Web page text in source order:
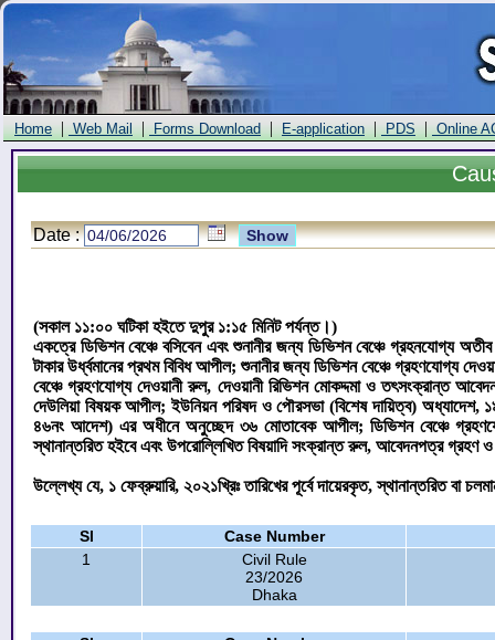
Home | Web Mail | Forms Download | E-application | PDS | Online
Date :
(সকাল ১১:০০ ঘটিকা হইতে দুপুর ১:১৫ মিনিট পর্যন্ত।)
একত্রে ডিভিশন বেঞ্চে বসিবেন এবং শুনানীর জন্য ডিভিশন বেঞ্চে গ্রহনযোগ্য
টাকার উর্ধ্বমানের প্রথম বিবিধ আপীল; শুনানীর জন্য ডিভিশন বেঞ্চে গ্রহণযোগ্য
বেঞ্চে গ্রহণযোগ্য দেওয়ানী রুল, দেওয়ানী রিভিশন মোকদ্দমা ও
দেউলিয়া বিষয়ক আপীল; ইউনিয়ন পরিষদ ও পৌরসভা (বিশেষ দায়িত্ব) অধ্যাদেশ,
৪৬নং আদেশ) এর অধীনে অনুচ্ছেদ ৩৬ মোতাবেক আপীল; ডিভিশন বেঞ্চে
স্থানান্তরিত হইবে এবং উপরোল্লিখিত বিষয়াদি সংক্রান্ত রুল, আবেদনপত্র গ্রহণ ও
উল্লেখ্য যে, ১ ফেব্রুয়ারি, ২০২১খ্রিঃ তারিখের পূর্বে দায়েরকৃত, স্থানান্তরিত বা
Sl
Case Number
1
Civil Rule
23/2026
Dhaka